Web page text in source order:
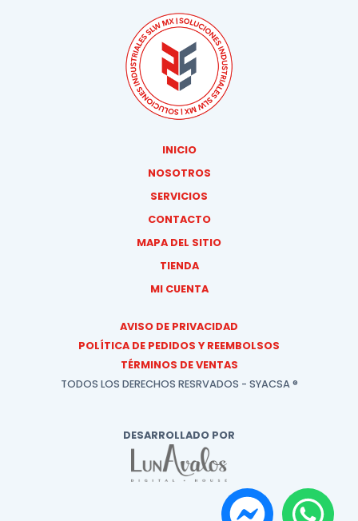
INICIO
NOSOTROS
SERVICIOS
CONTACTO
MAPA DEL SITIO
TIENDA
MI CUENTA
AVISO DE PRIVACIDAD
POLÍTICA DE PEDIDOS Y REEMBOLSOS
TÉRMINOS DE VENTAS
TODOS LOS DERECHOS RESRVADOS - SYACSA ®
DESARROLLADO POR